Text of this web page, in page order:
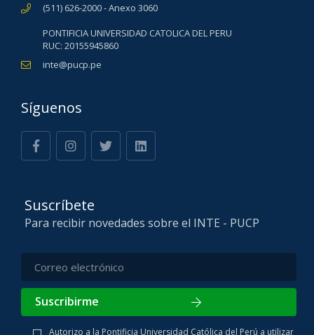
(511) 626-2000 - Anexo 3060
PONTIFICIA UNIVERSIDAD CATOLICA DEL PERU
RUC: 20155945860
inte@pucp.pe
Síguenos
Suscríbete
Para recibir novedades sobre el INTE - PUCP
Suscribirme
Autorizo a la Pontificia Universidad Católica del Perú a utilizar